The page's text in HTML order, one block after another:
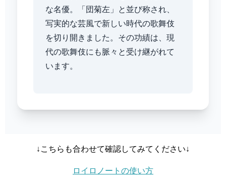
な名優。「団菊左」と並び称され、
写実的な芸風で新しい時代の歌舞伎
を切り開きました。その功績は、現
代の歌舞伎にも脈々と受け継がれて
います。
↓こちらも合わせて確認してみてください↓
ロイロノートの使い方